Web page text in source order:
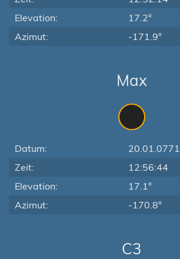
Elevation:
17.2°
Azimut:
-171.9°
Max
Datum:
20.01.0771
Zeit:
12:56:44
Elevation:
17.1°
Azimut:
-170.8°
C3